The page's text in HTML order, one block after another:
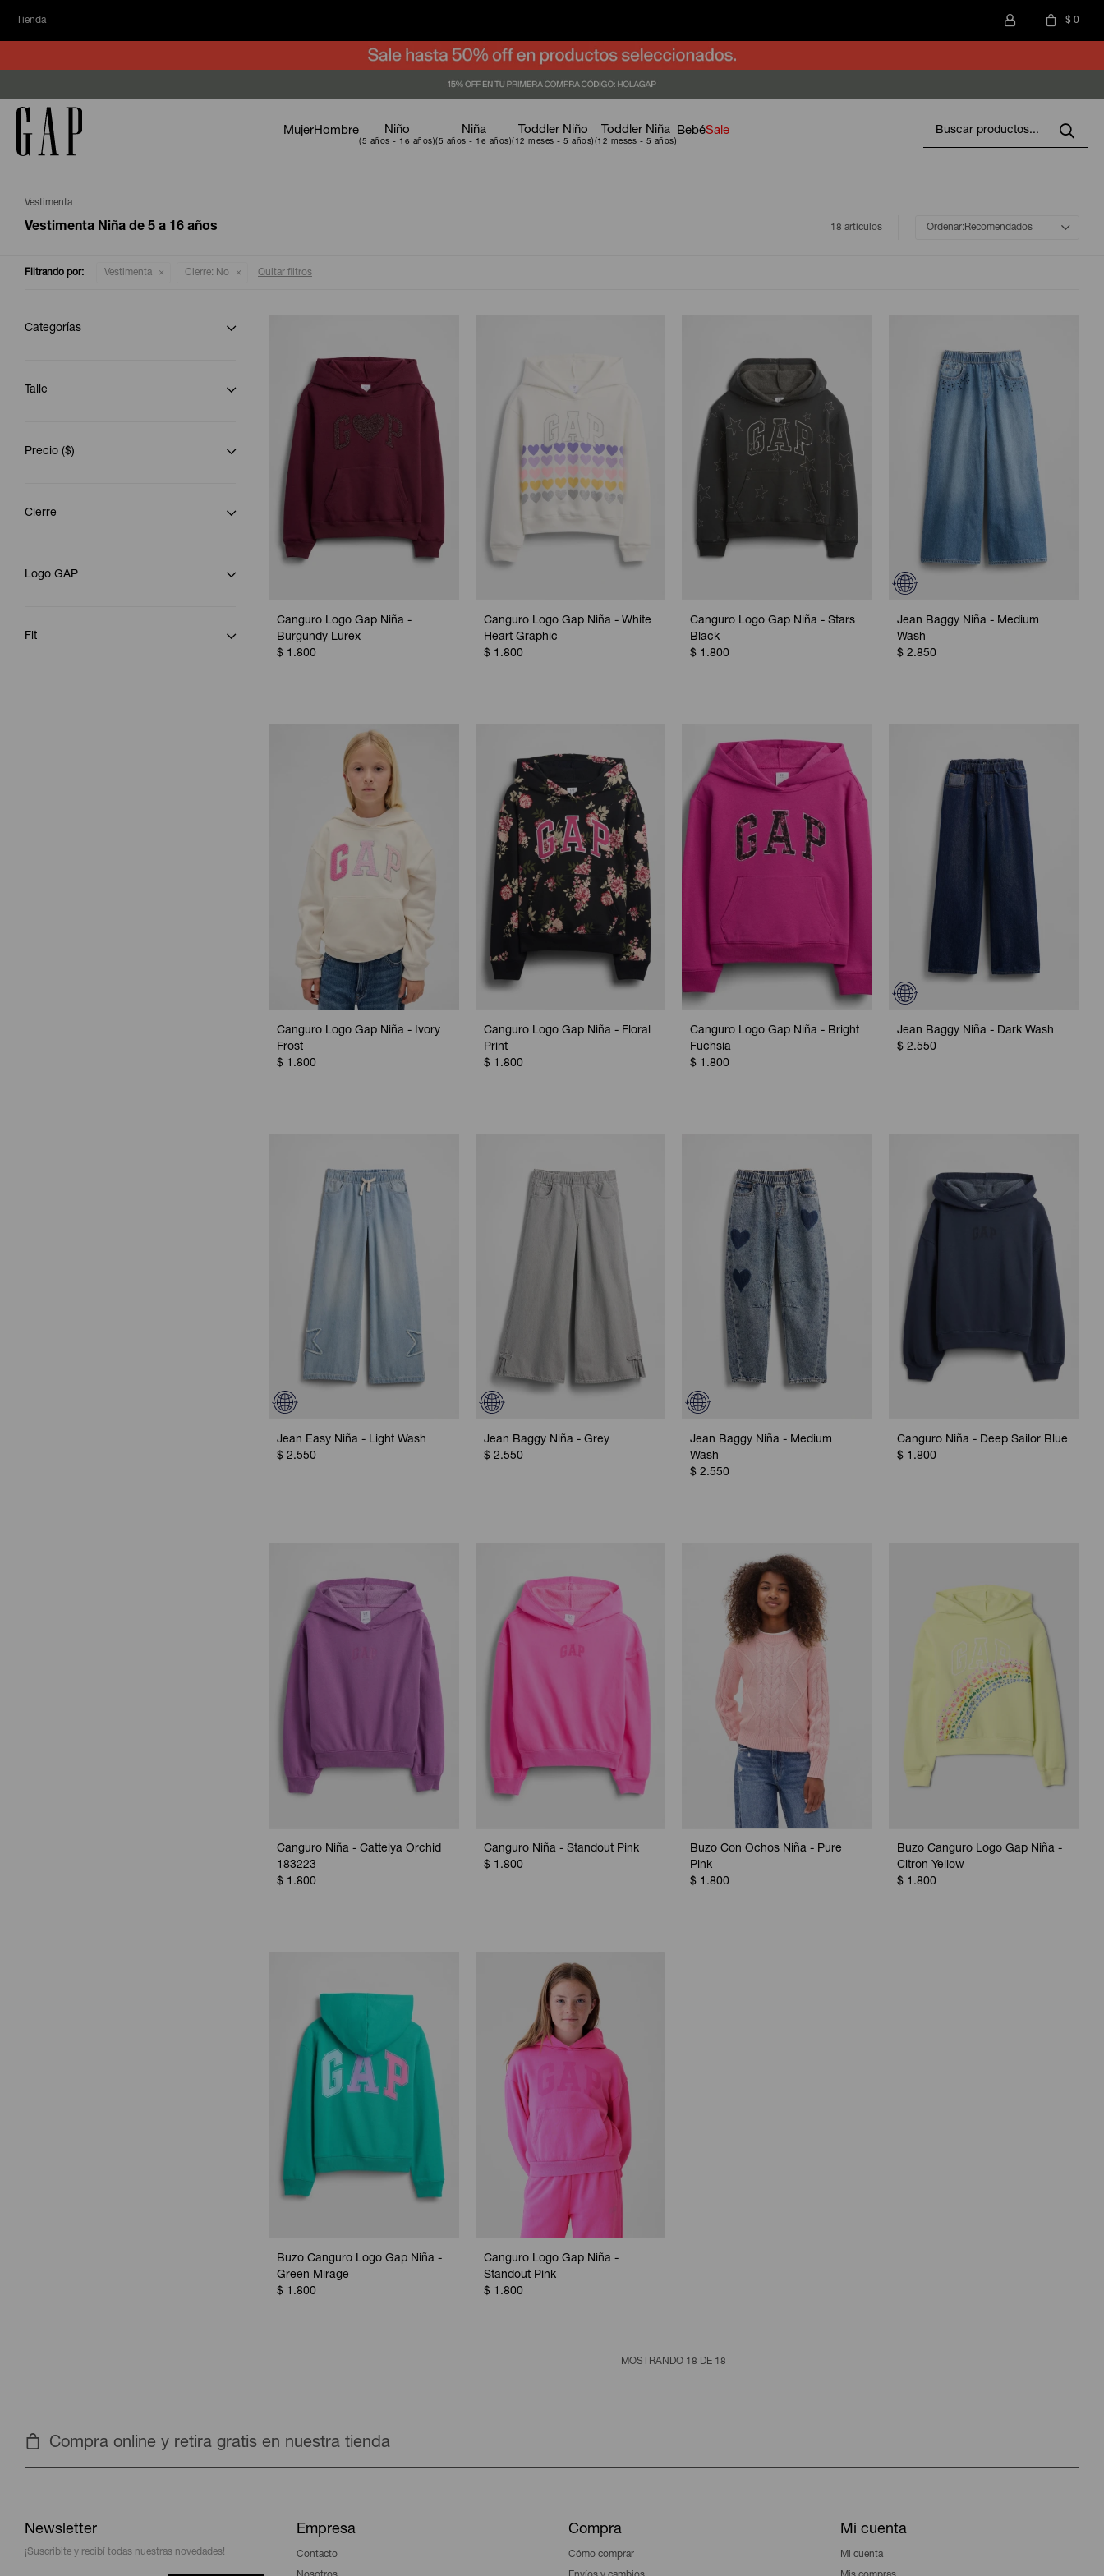
Tienda $ 0
MujerHombre Niño Niña Toddler Niño Toddler Niña BebéSale
Vestimenta
Vestimenta Niña de 5 a 16 años 18 artículos Recomendados
Filtrando por: Vestimenta Cierre: No Quitar filtros
Canguro Logo Gap Niña -
Burgundy Lurex
$ 1.800
Canguro Logo Gap Niña - White
Heart Graphic
$ 1.800
Canguro Logo Gap Niña - Stars
Black
$ 1.800
Jean Baggy Niña - Medium
Wash
$ 2.850
Canguro Logo Gap Niña - Ivory
Frost
$ 1.800
Canguro Logo Gap Niña - Floral
Print
$ 1.800
Canguro Logo Gap Niña - Bright
Fuchsia
$ 1.800
Jean Baggy Niña - Dark Wash
$ 2.550
Jean Easy Niña - Light Wash
$ 2.550
Jean Baggy Niña - Grey
$ 2.550
Jean Baggy Niña - Medium
Wash
$ 2.550
Canguro Niña - Deep Sailor Blue
$ 1.800
Canguro Niña - Cattelya Orchid
183223
$ 1.800
Canguro Niña - Standout Pink
$ 1.800
Buzo Con Ochos Niña - Pure
Pink
$ 1.800
Buzo Canguro Logo Gap Niña -
Citron Yellow
$ 1.800
Buzo Canguro Logo Gap Niña -
Green Mirage
$ 1.800
Canguro Logo Gap Niña -
Standout Pink
$ 1.800
MOSTRANDO 18 DE 18
Categorías
Talle
Precio ($)
Cierre
Logo GAP
Fit
Compra online y retira gratis en nuestra tienda
Newsletter
¡Suscribite y recibí todas nuestras novedades!
Empresa
Contacto
Compra
Cómo comprar
Mi cuenta
Mi cuenta